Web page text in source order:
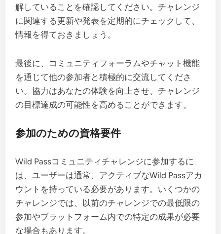
解していることを確認してください。チャレンジ
に関連する更新や発表を定期的にチェックして、
情報を得ておきましょう。
最後に、コミュニティフォーラムやチャット機能
を通じて他の参加者と積極的に交流してくださ
い。協力はあなたの体験を向上させ、チャレンジ
の目標達成の可能性を高めることができます。
参加のための資格要件
Wild Passコミュニティチャレンジに参加するに
は、ユーザーは通常、アクティブなWild Passアカ
ウントを持っている必要があります。いくつかの
チャレンジでは、以前のチャレンジでの最低限の
参加やプラットフォーム内での特定の成果が必要
な場合もあります。